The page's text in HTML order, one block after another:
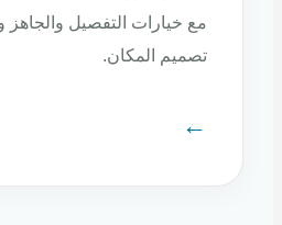
مع خيارات التفصيل والجاهز
تصميم المكان.